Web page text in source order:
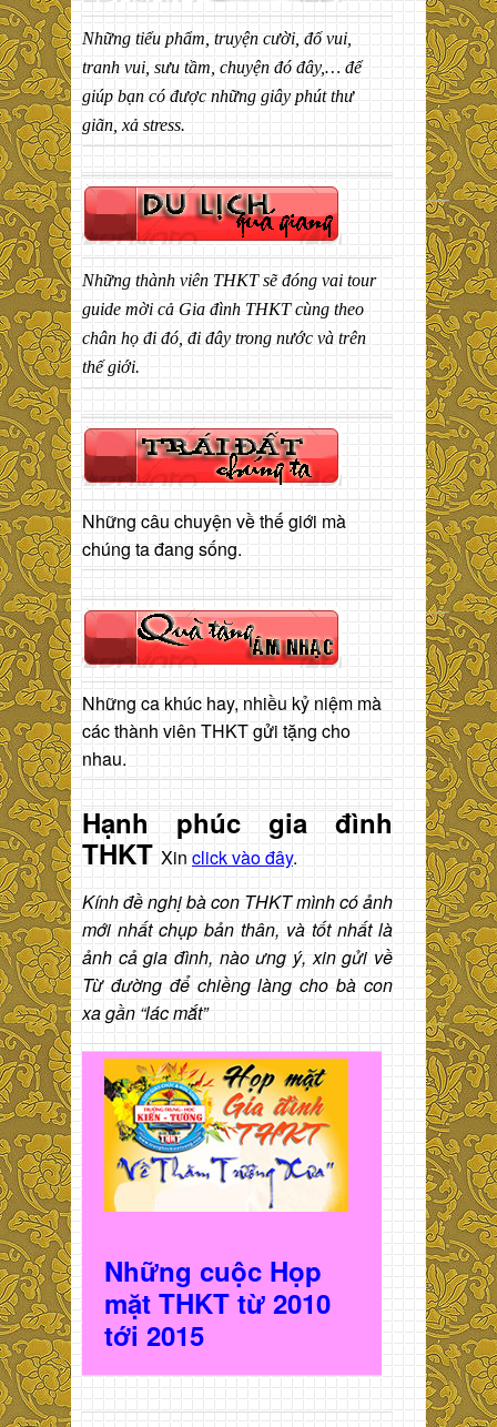
Những tiểu phẩm, truyện cười, đố vui,
tranh vui, sưu tầm, chuyện đó đây,… để
giúp bạn có được những giây phút thư
giãn, xả stress.
Những thành viên THKT sẽ đóng vai tour
guide mời cả Gia đình THKT cùng theo
chân họ đi đó, đi đây trong nước và trên
thế giới.
Những câu chuyện về thế giới mà
chúng ta đang sống.
Những ca khúc hay, nhiều kỷ niệm mà
các thành viên THKT gửi tặng cho
nhau.
Hạnh phúc gia đình
THKT Xin click vào đây.
Kính đề nghị bà con THKT mình có ảnh
mới nhất chụp bản thân, và tốt nhất là
ảnh cả gia đình, nào ưng ý, xin gửi về
Từ đường để chiềng làng cho bà con
xa gần “lác mắt”
Những cuộc Họp
mặt THKT từ 2010
tới 2015